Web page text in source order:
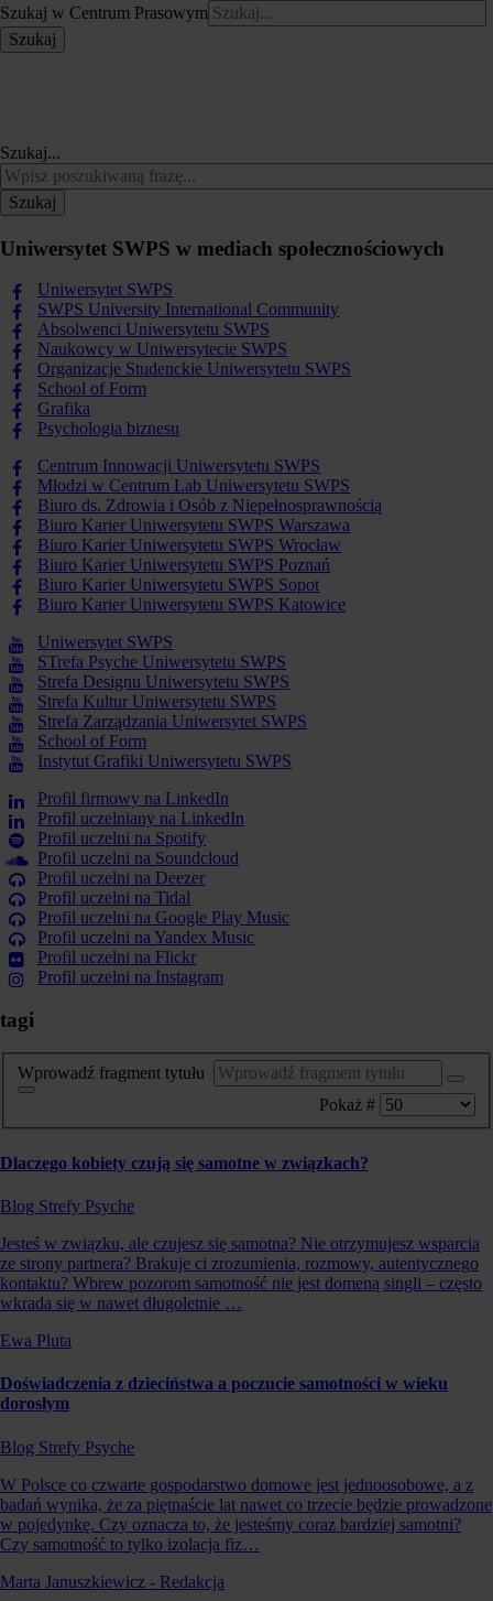
Szukaj w Centrum Prasowym
Szukaj
Szukaj...
Szukaj
Uniwersytet SWPS w mediach społecznościowych
Uniwersytet SWPS
SWPS University International Community
Absolwenci Uniwersytetu SWPS
Naukowcy w Uniwersytecie SWPS
Organizacje Studenckie Uniwersytetu SWPS
School of Form
Grafika
Psychologia biznesu
Centrum Innowacji Uniwersytetu SWPS
Młodzi w Centrum Lab Uniwersytetu SWPS
Biuro ds. Zdrowia i Osób z Niepełnosprawnością
Biuro Karier Uniwersytetu SWPS Warszawa
Biuro Karier Uniwersytetu SWPS Wrocław
Biuro Karier Uniwersytetu SWPS Poznań
Biuro Karier Uniwersytetu SWPS Sopot
Biuro Karier Uniwersytetu SWPS Katowice
Uniwersytet SWPS
STrefa Psyche Uniwersytetu SWPS
Strefa Designu Uniwersytetu SWPS
Strefa Kultur Uniwersytetu SWPS
Strefa Zarządzania Uniwersytet SWPS
School of Form
Instytut Grafiki Uniwersytetu SWPS
Profil firmowy na LinkedIn
Profil uczelniany na LinkedIn
Profil uczelni na Spotify
Profil uczelni na Soundcloud
Profil uczelni na Deezer
Profil uczelni na Tidal
Profil uczelni na Google Play Music
Profil uczelni na Yandex Music
Profil uczelni na Flickr
Profil uczelni na Instagram
tagi
Wprowadź fragment tytułu
Pokaż #
Dlaczego kobiety czują się samotne w związkach?
Blog Strefy Psyche
Jesteś w związku, ale czujesz się samotna? Nie otrzymujesz wsparcia
ze strony partnera? Brakuje ci zrozumienia, rozmowy, autentycznego
kontaktu? Wbrew pozorom samotność nie jest domeną singli – często
wkrada się w nawet długoletnie …
Ewa Pluta
Doświadczenia z dzieciństwa a poczucie samotności w wieku
dorosłym
Blog Strefy Psyche
W Polsce co czwarte gospodarstwo domowe jest jednoosobowe, a z
badań wynika, że za piętnaście lat nawet co trzecie będzie prowadzone
w pojedynkę. Czy oznacza to, że jesteśmy coraz bardziej samotni?
Czy samotność to tylko izolacja fiz…
Marta Januszkiewicz - Redakcja